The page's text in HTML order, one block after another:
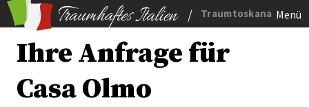
/ Traumtoskana Menü
Ihre Anfrage für
Casa Olmo